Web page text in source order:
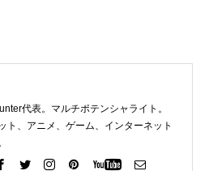
代表。マルチポテンシャライト。
ト、アニメ、ゲーム、インターネット